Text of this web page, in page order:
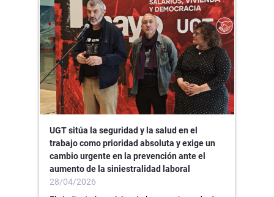
UGT sitúa la seguridad y la salud en el
trabajo como prioridad absoluta y exige un
cambio urgente en la prevención ante el
aumento de la siniestralidad laboral
28/04/2026